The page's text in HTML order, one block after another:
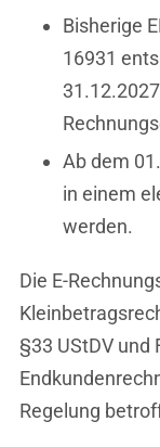
Bisherige
16931
Ab dem
in einem
werden.
Die E-
§33 UStDV und
Regelung